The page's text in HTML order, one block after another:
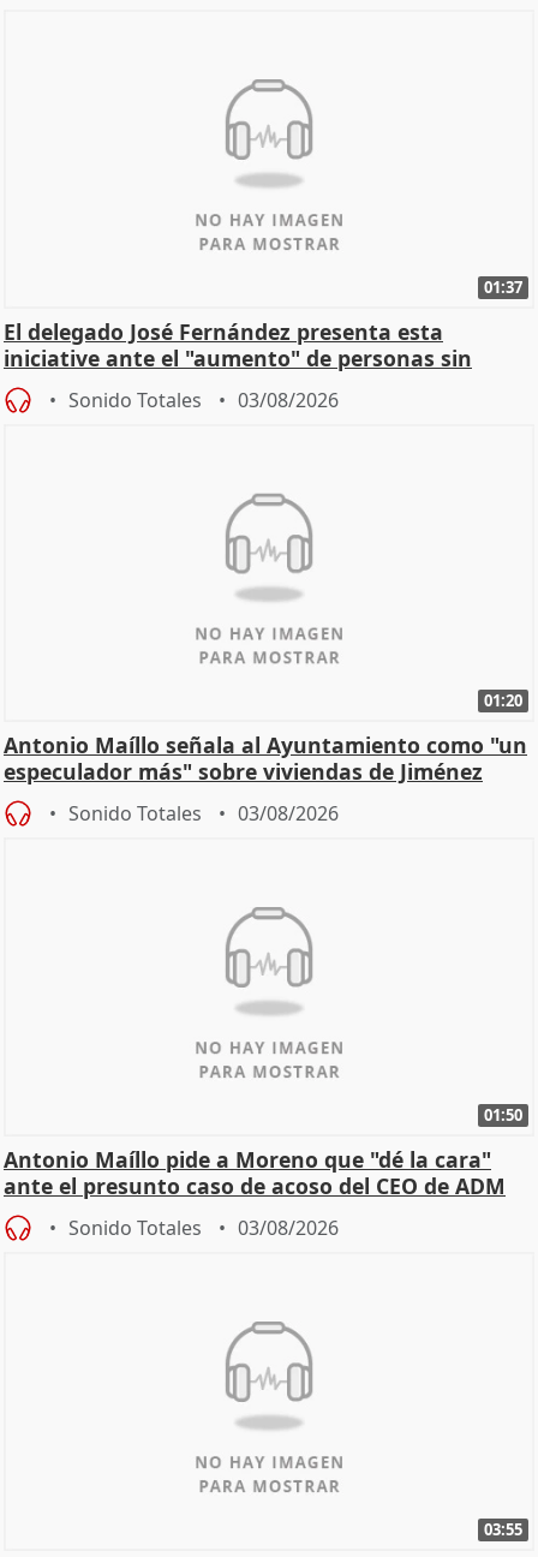
01:37
El delegado José Fernández presenta esta
iniciative ante el "aumento" de personas sin
hogar en Madri
Sonido Totales 03/08/2026
01:20
Antonio Maíllo señala al Ayuntamiento como "un
especulador más" sobre viviendas de Jiménez
Becerril
Sonido Totales 03/08/2026
01:50
Antonio Maíllo pide a Moreno que "dé la cara"
ante el presunto caso de acoso del CEO de ADM
Sonido Totales 03/08/2026
03:55